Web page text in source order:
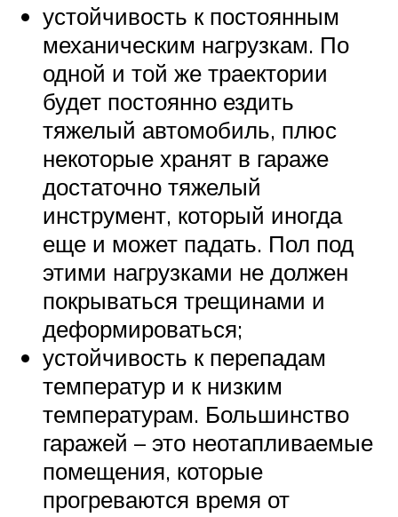
устойчивость к постоянным
механическим нагрузкам. По
одной и той же траектории
будет постоянно ездить
тяжелый автомобиль, плюс
некоторые хранят в гараже
достаточно тяжелый
инструмент, который иногда
еще и может падать. Пол под
этими нагрузками не должен
покрываться трещинами и
деформироваться;
устойчивость к перепадам
температур и к низким
температурам. Большинство
гаражей – это неотапливаемые
помещения, которые
прогреваются время от